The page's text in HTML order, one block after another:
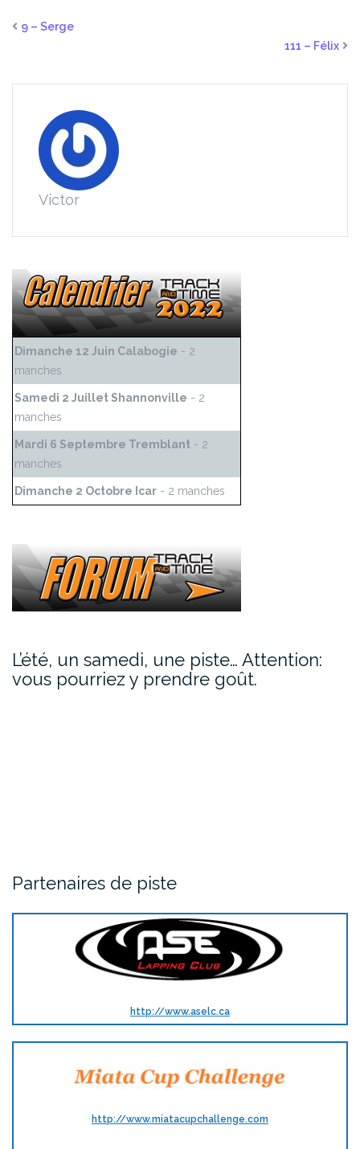
9 – Serge
111 – Félix
Victor
Dimanche 12 Juin Calabogie - 2
manches
Samedi 2 Juillet Shannonville - 2
manches
Mardi 6 Septembre Tremblant - 2
manches
Dimanche 2 Octobre Icar - 2 manches
L’été, un samedi, une piste… Attention:
vous pourriez y prendre goût.
Partenaires de piste
http://www.aselc.ca
http://www.miatacupchallenge.com